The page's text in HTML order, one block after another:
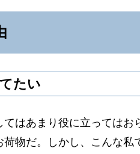
たい
はあまり役に立ってはお
物だ。しかし、こんな